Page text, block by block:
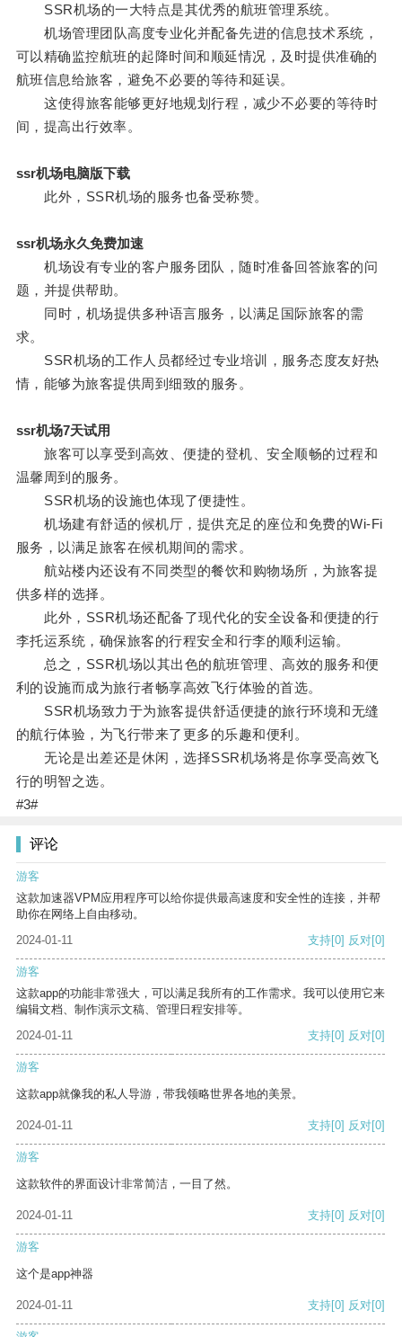
SSR机场的一大特点是其优秀的航班管理系统。
机场管理团队高度专业化并配备先进的信息技术系统，
可以精确监控航班的起降时间和顺延情况，及时提供准确的
航班信息给旅客，避免不必要的等待和延误。
这使得旅客能够更好地规划行程，减少不必要的等待时
间，提高出行效率。
ssr机场电脑版下载
此外，SSR机场的服务也备受称赞。
ssr机场永久免费加速
机场设有专业的客户服务团队，随时准备回答旅客的问
题，并提供帮助。
同时，机场提供多种语言服务，以满足国际旅客的需
求。
SSR机场的工作人员都经过专业培训，服务态度友好热
情，能够为旅客提供周到细致的服务。
ssr机场7天试用
旅客可以享受到高效、便捷的登机、安全顺畅的过程和
温馨周到的服务。
SSR机场的设施也体现了便捷性。
机场建有舒适的候机厅，提供充足的座位和免费的Wi-Fi
服务，以满足旅客在候机期间的需求。
航站楼内还设有不同类型的餐饮和购物场所，为旅客提
供多样的选择。
此外，SSR机场还配备了现代化的安全设备和便捷的行
李托运系统，确保旅客的行程安全和行李的顺利运输。
总之，SSR机场以其出色的航班管理、高效的服务和便
利的设施而成为旅行者畅享高效飞行体验的首选。
SSR机场致力于为旅客提供舒适便捷的旅行环境和无缝
的航行体验，为飞行带来了更多的乐趣和便利。
无论是出差还是休闲，选择SSR机场将是你享受高效飞
行的明智之选。
#3#
评论
游客
这款加速器VPM应用程序可以给你提供最高速度和安全性的连接，并帮
助你在网络上自由移动。
2024-01-11
支持[0] 反对[0]
游客
这款app的功能非常强大，可以满足我所有的工作需求。我可以使用它来
编辑文档、制作演示文稿、管理日程安排等。
2024-01-11
支持[0] 反对[0]
游客
这款app就像我的私人导游，带我领略世界各地的美景。
2024-01-11 支持[0] 反对[0]
游客
这款软件的界面设计非常简洁，一目了然。
2024-01-11 支持[0] 反对[0]
游客
这个是app神器
2024-01-11 支持[0] 反对[0]